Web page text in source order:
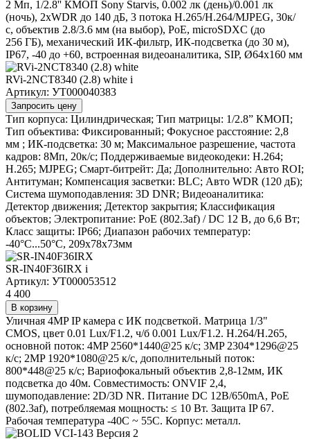
2 Мп, 1/2.8'' КМОП Sony Starvis, 0.002 лк (день)/0.001 лк
(ночь), 2xWDR до 140 дБ, 3 потока H.265/Н.264/MJPEG, 30к/
с, объектив 2.8/3.6 мм (на выбор), PoE, microSDXС (до
256 ГБ), механический ИК-фильтр, ИК-подсветка (до 30 м),
IP67, -40 до +60, встроенная видеоаналитика, SIP, Ø64х160 мм
RVi-2NCT8340 (2.8) white i
Артикул: УТ000040383
Запросить цену
Тип корпуса: Цилиндрическая; Тип матрицы: 1/2.8” КМОП;
Тип объектива: Фиксированный; Фокусное расстояние: 2,8
мм ; ИК-подсветка: 30 м; Максимальное разрешение, частота
кадров: 8Мп, 20к/с; Поддерживаемые видеокодеки: H.264;
H.265; MJPEG; Смарт-битрейт: Да; Дополнительно: Авто ROI;
Антитуман; Компенсация засветки: BLC; Авто WDR (120 дБ);
Система шумоподавления: 3D DNR; Видеоаналитика:
Детектор движения; Детектор закрытия; Классификация
объектов; Электропитание: PoE (802.3af) / DC 12 В, до 6,6 Вт;
Класс защиты: IP66; Диапазон рабочих температур:
-40°С...50°С, 209х78х73мм
SR-IN40F36IRX i
Артикул: УТ000053512
4 400
В корзину
Уличная 4MP IP камера с ИК подсветкой. Матрица 1/3"
CMOS, цвет 0.01 Lux/F1.2, ч/б 0.001 Lux/F1.2. H.264/H.265,
основной поток: 4MP 2560*1440@25 к/с; 3MP 2304*1296@25
к/с; 2MP 1920*1080@25 к/с, дополнительный поток:
800*448@25 к/с; Вариофокальный объектив 2,8-12мм, ИК
подсветка до 40м. Совместимость: ONVIF 2,4,
шумоподавление: 2D/3D NR. Питание DC 12В/650mA, PoE
(802.3af), потребляемая мощность: ≤ 10 Вт. Защита IP 67.
Рабочая температура -40С ~ 55C. Корпус: металл.